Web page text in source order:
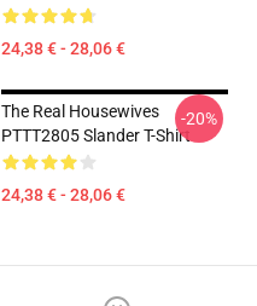
24,38 € - 28,06 €
The Real Housewives
PTTT2805 Slander T-Shirt
24,38 € - 28,06 €
-20%